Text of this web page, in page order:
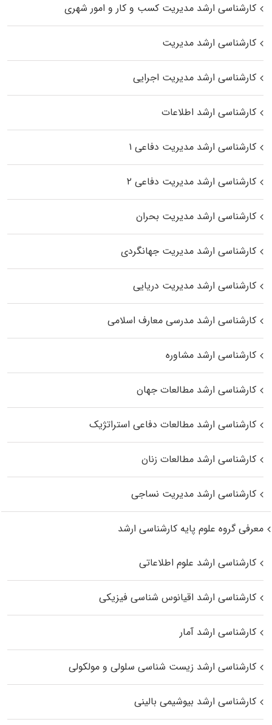
کارشناسی ارشد مدیریت کسب و کار و امور شهری
کارشناسی ارشد مدیریت
کارشناسی ارشد مدیریت اجرایی
کارشناسی ارشد اطلاعات
کارشناسی ارشد مدیریت دفاعی ۱
کارشناسی ارشد مدیریت دفاعی ۲
کارشناسی ارشد مدیریت بحران
کارشناسی ارشد مدیریت جهانگردی
کارشناسی ارشد مدیریت دریایی
کارشناسی ارشد مدرسی معارف اسلامی
کارشناسی ارشد مشاوره
کارشناسی ارشد مطالعات جهان
کارشناسی ارشد مطالعات دفاعی استراتژیک
کارشناسی ارشد مطالعات زنان
کارشناسی ارشد مدیریت نساجی
معرفی گروه علوم پایه کارشناسی ارشد
کارشناسی ارشد علوم اطلاعاتی
کارشناسی ارشد اقیانوس‌ شناسی فیزیکی
کارشناسی ارشد آمار
کارشناسی ارشد زیست شناسی سلولی و مولکولی
کارشناسی ارشد بیوشیمی بالینی